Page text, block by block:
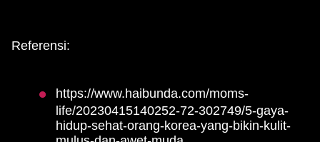
Referensi:
https://www.haibunda.com/moms-
life/20230415140252-72-302749/5-gaya-
hidup-sehat-orang-korea-yang-bikin-kulit-